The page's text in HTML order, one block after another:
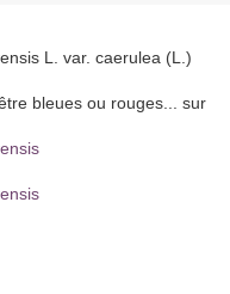
bleues ou rouges... sur